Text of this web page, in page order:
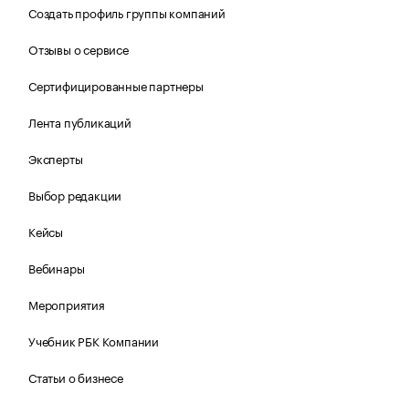
Создать профиль группы компаний
Отзывы о сервисе
Сертифицированные партнеры
Лента публикаций
Эксперты
Выбор редакции
Кейсы
Вебинары
Мероприятия
Учебник РБК Компании
Статьи о бизнесе